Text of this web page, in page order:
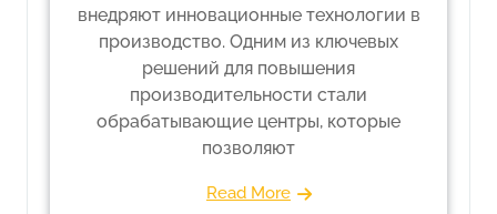
внедряют инновационные технологии в
производство. Одним из ключевых
решений для повышения
производительности стали
обрабатывающие центры, которые
позволяют
Read More